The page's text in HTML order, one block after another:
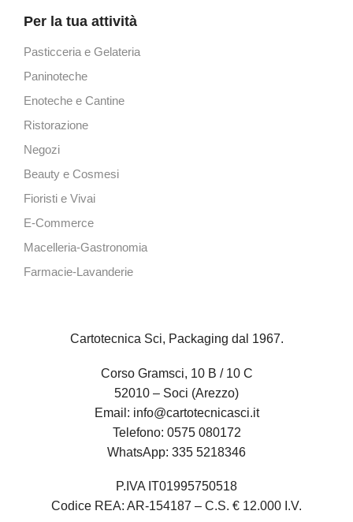
Per la tua attività
Pasticceria e Gelateria
Paninoteche
Enoteche e Cantine
Ristorazione
Negozi
Beauty e Cosmesi
Fioristi e Vivai
E-Commerce
Macelleria-Gastronomia
Farmacie-Lavanderie
Cartotecnica Sci, Packaging dal 1967.
Corso Gramsci, 10 B / 10 C
52010 – Soci (Arezzo)
Email: info@cartotecnicasci.it
Telefono: 0575 080172
WhatsApp: 335 5218346
P.IVA IT01995750518
Codice REA: AR-154187 – C.S. € 12.000 I.V.